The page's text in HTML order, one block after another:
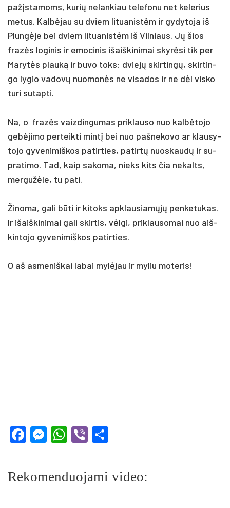
pa­žįsta­moms, ku­rių ne­lan­kiau te­le­fo­nu net ke­le­rius
me­tus. Kalbė­jau su dviem li­tua­nistėm ir gy­dy­to­ja iš
Plungė­je bei dviem li­tua­nistėm iš Vil­niaus. Jų šios
frazės lo­gi­nis ir emo­ci­nis išaiš­ki­ni­mai skyrė­si tik per
Ma­rytės plauką ir bu­vo toks: dviejų skir­tingų, skir­tin­
go ly­gio va­dovų nuo­monės ne vi­sa­dos ir ne dėl vis­ko
tu­ri su­tap­ti.
Na, o frazės vaiz­din­gu­mas pri­klau­so nuo kalbė­to­jo
gebė­ji­mo per­teik­ti mintį bei nuo pa­šne­ko­vo ar klau­sy­
to­jo gy­ve­ni­miš­kos pa­tir­ties, pa­tirtų nuo­skaudų ir su­
pra­ti­mo. Tad, kaip sa­ko­ma, nieks kits čia ne­kalts,
mer­gužė­le, tu pa­ti.
Ži­no­ma, ga­li būti ir ki­toks ap­klau­siamųjų pen­ke­tu­kas.
Ir išaiš­ki­ni­mai ga­li skir­tis, vėlgi, pri­klau­so­mai nuo aiš­
kin­to­jo gy­ve­ni­miš­kos pa­tir­ties.
O aš as­me­niš­kai la­bai mylė­jau ir my­liu mo­te­ris!
Facebook
Messenger
WhatsApp
Viber
Rekomenduojami video: